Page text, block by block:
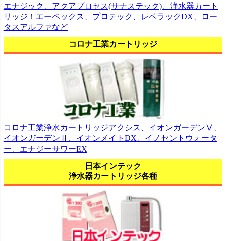
エナジック、アクアプロセス(サナステック)、浄水器カート
リッジ！エーペックス、プロテック、レベラックDX、ロー
タスアルファなど
コロナ工業カートリッジ
コロナ工業浄水カートリッジアクシス、イオンガーデンⅤ、
イオンガーデンⅡ、イオンメイトDX、イノセントウォータ
ー、エナジーサワーEX
日本インテック
浄水器カートリッジ各種